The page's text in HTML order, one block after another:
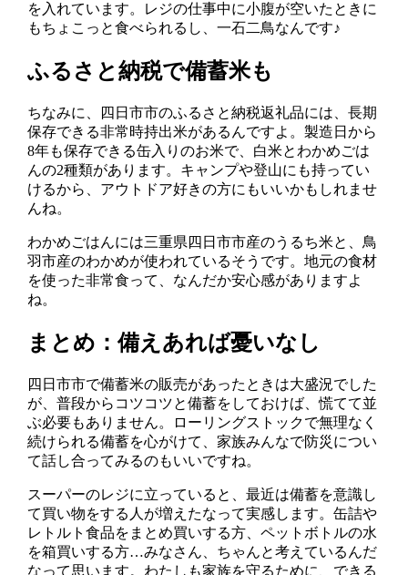
を入れています。レジの仕事中に小腹が空いたときに
もちょこっと食べられるし、一石二鳥なんです♪
ふるさと納税で備蓄米も
ちなみに、四日市市のふるさと納税返礼品には、長期
保存できる非常時持出米があるんですよ。製造日から
8年も保存できる缶入りのお米で、白米とわかめごは
んの2種類があります。キャンプや登山にも持ってい
けるから、アウトドア好きの方にもいいかもしれませ
んね。
わかめごはんには三重県四日市市産のうるち米と、鳥
羽市産のわかめが使われているそうです。地元の食材
を使った非常食って、なんだか安心感がありますよ
ね。
まとめ：備えあれば憂いなし
四日市市で備蓄米の販売があったときは大盛況でした
が、普段からコツコツと備蓄をしておけば、慌てて並
ぶ必要もありません。ローリングストックで無理なく
続けられる備蓄を心がけて、家族みんなで防災につい
て話し合ってみるのもいいですね。
スーパーのレジに立っていると、最近は備蓄を意識し
て買い物をする人が増えたなって実感します。缶詰や
レトルト食品をまとめ買いする方、ペットボトルの水
を箱買いする方…みなさん、ちゃんと考えているんだ
なって思います。わたしも家族を守るために、できる